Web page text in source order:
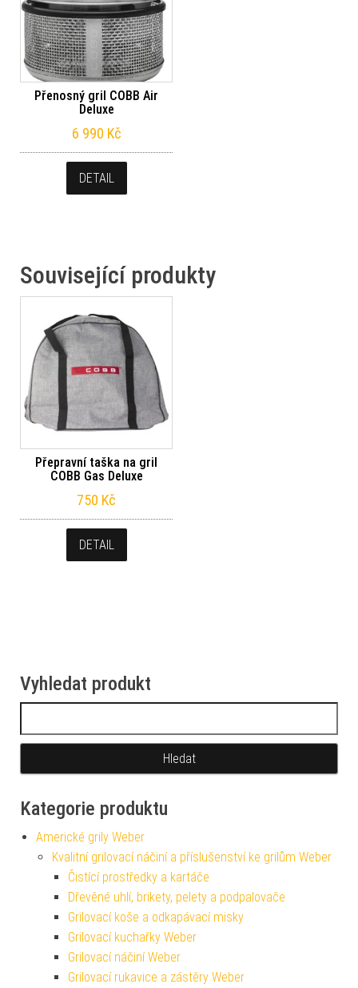
Přenosný gril COBB Air
Deluxe
6 990 Kč
DETAIL
Související produkty
Přepravní taška na gril
COBB Gas Deluxe
750 Kč
DETAIL
Vyhledat produkt
Kategorie produktu
Americké grily Weber
Kvalitní grilovací náčiní a příslušenství ke grilům Weber
Čistící prostředky a kartáče
Dřevěné uhlí, brikety, pelety a podpalovače
Grilovací koše a odkapávací misky
Grilovací kuchařky Weber
Grilovací náčiní Weber
Grilovací rukavice a zástěry Weber